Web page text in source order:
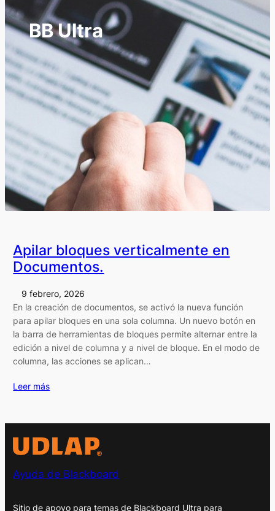
BB Ultra
Apilar bloques verticalmente en
Documentos.
9 febrero, 2026
En la creación de documentos, se activó la nueva función
para apilar bloques en una sola columna. Un nuevo botón en
la barra de herramientas de bloques permite alternar entre la
edición a nivel de columna y a nivel de bloque. En el modo de
columna, las acciones se aplican…
Leer más
Ayuda de Blackboard
Sitio de apoyo para temas de Blackboard Ultra para